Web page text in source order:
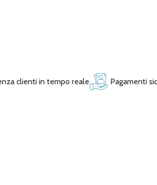
clienti in tempo reale Pagamenti